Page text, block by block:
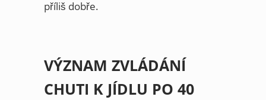
příliš dobře.
VÝZNAM ZVLÁDÁNÍ
CHUTI K JÍDLU PO 40